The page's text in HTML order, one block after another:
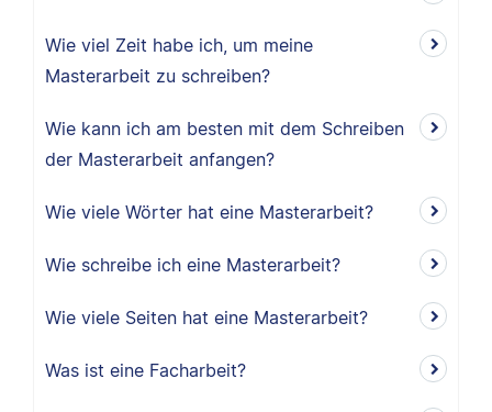
Wie viel Zeit habe ich, um meine
Masterarbeit zu schreiben?
Wie kann ich am besten mit dem Schreiben
der Masterarbeit anfangen?
Wie viele Wörter hat eine Masterarbeit?
Wie schreibe ich eine Masterarbeit?
Wie viele Seiten hat eine Masterarbeit?
Was ist eine Facharbeit?